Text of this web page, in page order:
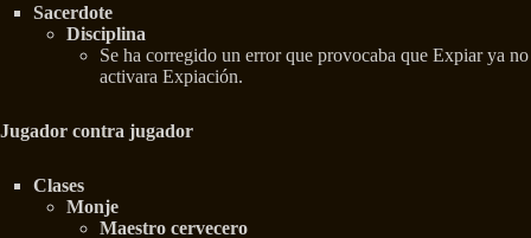
Sacerdote
Disciplina
Se ha corregido un error que provocaba que Expiar ya no
activara Expiación.
Jugador contra jugador
Clases
Monje
Maestro cervecero